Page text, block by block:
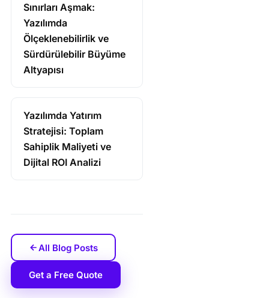
Sınırları Aşmak:
Yazılımda
Ölçeklenebilirlik ve
Sürdürülebilir Büyüme
Altyapısı
Yazılımda Yatırım
Stratejisi: Toplam
Sahiplik Maliyeti ve
Dijital ROI Analizi
All Blog Posts
Get a Free Quote